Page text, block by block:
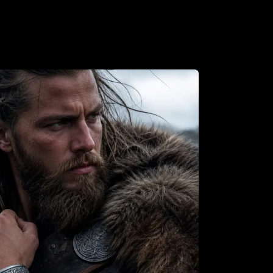
Statement-Stück:Hebe dich mit einem
ab, das von der Stärke und dem Mythos
inspiriert ist
Stärke und Schutz:Trage die Kraft Thors,
Odins oder den Schutzinstinkt des Wolfes
Herzen
Materialien:Unsere Wikingerketten sind
Sterlingsilber gefertigt und halten
stand
Finde den perfekten Anhänger,
Stil und deinen nordischen Vorlieben
Überrasche den Wikinger in
mit einem Geschenk